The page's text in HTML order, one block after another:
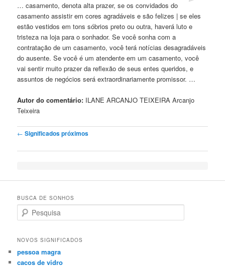
… casamento, denota alta prazer, se os convidados do
casamento assistir em cores agradáveis ​​esão felizes | se eles
estão vestidos em tons sóbrios preto ou outra, haverá luto e
tristeza na loja para o sonhador. Se você sonha com a
contratação de um casamento, você terá notícias desagradáveis
​​do ausente. Se você é um atendente em um casamento, você
vai sentir muito prazer da reflexão de seus entes queridos, e
assuntos de negócios será extraordinariamente promissor. …
Autor do comentário: ILANEARCANJO TEIXEIRAArcanjo
Teixeira
Post navigation
← Significados próximos
BUSCA DE SONHOS
Search
NOVOS SIGNIFICADOS
pessoa magra
cacos de vidro